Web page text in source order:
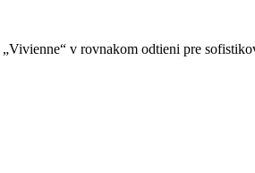
v rovnakom odtieni pre